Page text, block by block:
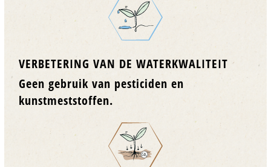
VERBETERING VAN DE WATERKWALITEIT
Geen gebruik van pesticiden en
kunstmeststoffen.